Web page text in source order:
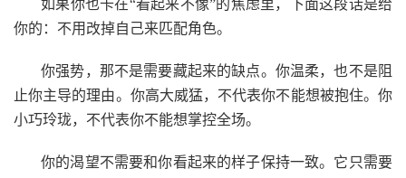
如果你也卡在“看起来不像”的焦虑里，下面这段话是给
你的：不用改掉自己来匹配角色。
你强势，那不是需要藏起来的缺点。你温柔，也不是阻
止你主导的理由。你高大威猛，不代表你不能想被抱住。你
小巧玲珑，不代表你不能想掌控全场。
你的渴望不需要和你看起来的样子保持一致。它只需要